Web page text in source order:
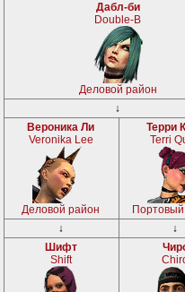
Дабл-би
Double-B
Деловой район
↓
Вероника Ли
Veronika Lee
Деловой район
Терри
Terri
↓
↓
Шифт
Shift